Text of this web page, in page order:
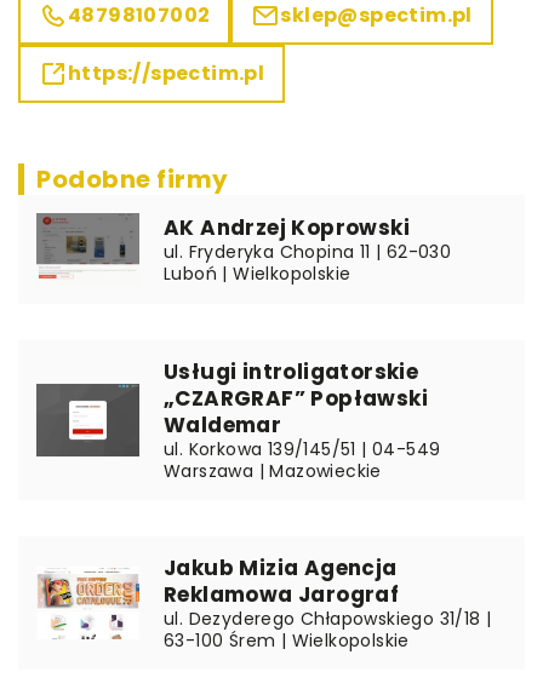
48798107002 sklep@spectim.pl
https://spectim.pl
Podobne firmy
AK Andrzej Koprowski
ul. Fryderyka Chopina 11 | 62-030
Luboń | Wielkopolskie
Usługi introligatorskie
„CZARGRAF” Popławski
Waldemar
ul. Korkowa 139/145/51 | 04-549
Warszawa | Mazowieckie
Jakub Mizia Agencja
Reklamowa Jarograf
ul. Dezyderego Chłapowskiego 31/18 |
63-100 Śrem | Wielkopolskie